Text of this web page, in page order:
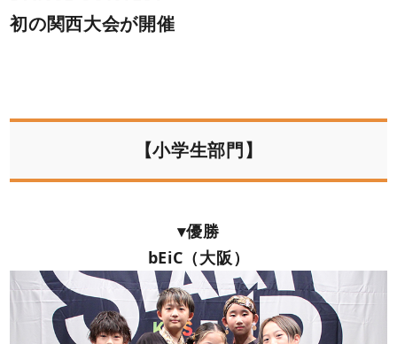
初の関西大会が開催
【小学生部門】
▾優勝
bEiC（大阪）